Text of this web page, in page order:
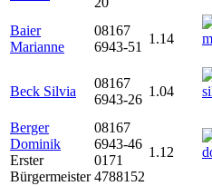
Baier
Marianne
08167
6943-51
1.14
Beck Silvia
08167
6943-26
1.04
Berger
Dominik
Erster
Bürgermeister
08167
6943-46
0171
4788152
1.12